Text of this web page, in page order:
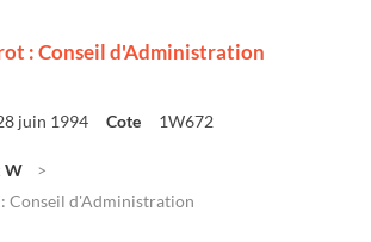
: Conseil d'Administration
juin 1994 Cote 1W672
W
Conseil d'Administration